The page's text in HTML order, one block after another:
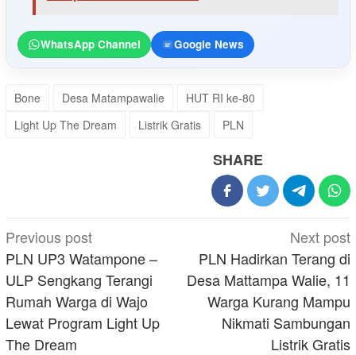
WhatsApp Channel Google News
Bone Desa Matampawalie
HUT RI ke-80
Light Up The Dream
Listrik Gratis PLN
SHARE
Post
navigation
Previous post
PLN UP3 Watampone –
ULP Sengkang Terangi
Rumah Warga di Wajo
Lewat Program Light Up
The Dream
Next post
PLN Hadirkan Terang di
Desa Mattampa Walie, 11
Warga Kurang Mampu
Nikmati Sambungan
Listrik Gratis